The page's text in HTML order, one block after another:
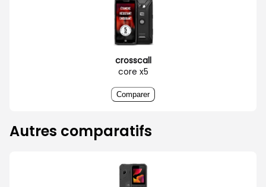
crosscall
core x5
Comparer
Autres comparatifs